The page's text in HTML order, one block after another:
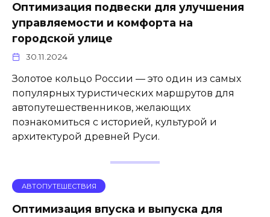
Оптимизация подвески для улучшения
управляемости и комфорта на
городской улице
30.11.2024
Золотое кольцо России — это один из самых
популярных туристических маршрутов для
автопутешественников, желающих
познакомиться с историей, культурой и
архитектурой древней Руси.
АВТОПУТЕШЕСТВИЯ
Оптимизация впуска и выпуска для